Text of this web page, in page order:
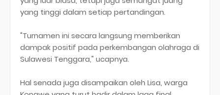
yang tinggi dalam setiap pertandingan.
"Turnamen ini secara langsung memberikan
dampak positif pada perkembangan olahraga di
Sulawesi Tenggara," ucapnya.
Hal senada juga disampaikan oleh Lisa, warga